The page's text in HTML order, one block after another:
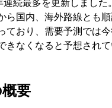
続最多を更新しました。
ら国内、海外路線とも
ており、需要予測では
きなくなると予想されて
要